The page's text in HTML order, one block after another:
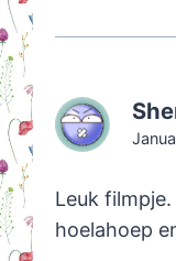
Leuk
hoelahoep